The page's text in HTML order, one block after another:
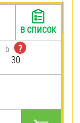
b
?
30
В СПИСОК